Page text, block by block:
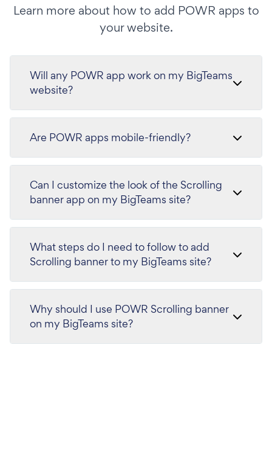
Learn more about how to add POWR apps to
your website.
Will any POWR app work on my BigTeams
website?
Are POWR apps mobile-friendly?
Can I customize the look of the Scrolling
banner app on my BigTeams site?
What steps do I need to follow to add
Scrolling banner to my BigTeams site?
Why should I use POWR Scrolling banner
on my BigTeams site?